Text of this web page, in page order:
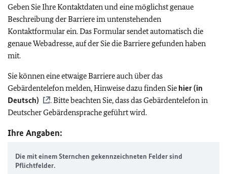
Geben Sie Ihre Kontaktdaten und eine möglichst genaue
Beschreibung der Barriere im untenstehenden
Kontaktformular ein. Das Formular sendet automatisch die
genaue Webadresse, auf der Sie die Barriere gefunden haben
mit.
Sie können eine etwaige Barriere auch über das
Gebärdentelefon melden, Hinweise dazu finden Sie hier (in
Deutsch)
. Bitte beachten Sie, dass das Gebärdentelefon in
Deutscher Gebärdensprache geführt wird.
Ihre Angaben:
Die mit einem Sternchen gekennzeichneten Felder sind
Pflichtfelder.